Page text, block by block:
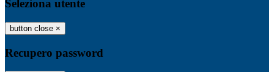
Seleziona utente
button close ×
Recupero password